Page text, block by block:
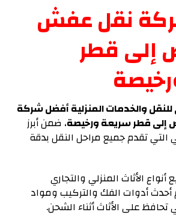
نقل عفش
إلى قطر
والخدمات المنزلية أفضل شركة
إلى قطر سريعة ورخيصة، ضمن أبرز
التي تقدم جميع مراحل النقل بدقة
الأثاث المنزلي والتجاري
أحدث أدوات الفك والتركيب ومواد
تحافظ على الأثاث أثناء الشحن.